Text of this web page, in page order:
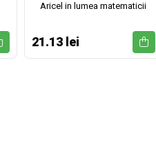
Aricel in lumea matematicii
21.13 lei